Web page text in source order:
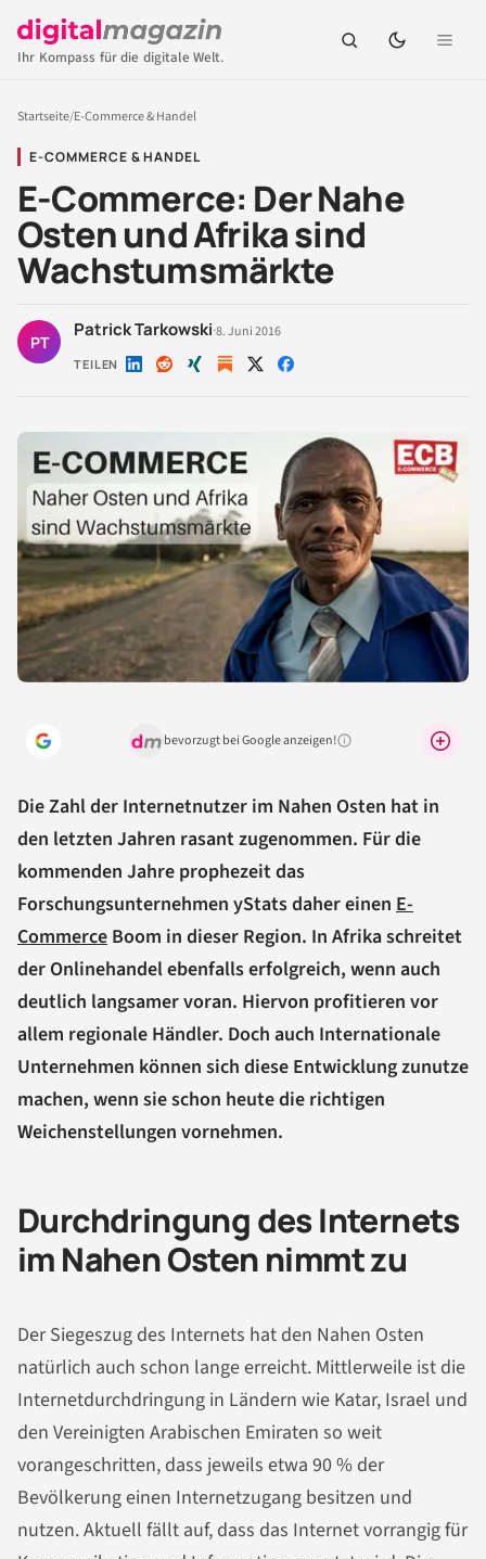
Ihr Kompass für die digitale Welt.
Startseite/E-Commerce & Handel
E-COMMERCE & HANDEL
E-Commerce: Der Nahe
Osten und Afrika sind
Wachstumsmärkte
PT
Patrick Tarkowski·8. Juni 2016
TEILEN Auf Auf Auf Auf Auf
bevorzugt bei Google anzeigen!Warum lohnt sich das?
Die Zahl der Internetnutzer im Nahen Osten hat in
den letzten Jahren rasant zugenommen. Für die
kommenden Jahre prophezeit das
Forschungsunternehmen yStats daher einen E-
Commerce Boom in dieser Region. In Afrika schreitet
der Onlinehandel ebenfalls erfolgreich, wenn auch
deutlich langsamer voran. Hiervon profitieren vor
allem regionale Händler. Doch auch Internationale
Unternehmen können sich diese Entwicklung zunutze
machen, wenn sie schon heute die richtigen
Weichenstellungen vornehmen.
Durchdringung des Internets
im Nahen Osten nimmt zu
Der Siegeszug des Internets hat den Nahen Osten
natürlich auch schon lange erreicht. Mittlerweile ist die
Internetdurchdringung in Ländern wie Katar, Israel und
den Vereinigten Arabischen Emiraten so weit
vorangeschritten, dass jeweils etwa 90 % der
Bevölkerung einen Internetzugang besitzen und
nutzen. Aktuell fällt auf, dass das Internet vorrangig für